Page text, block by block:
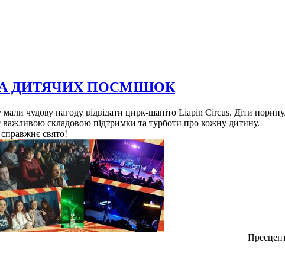
ДИТЯЧИХ ПОСМІШОК
чудову нагоду відвідати цирк-шапіто Liapin Cіrcus. Діти
важливою складовою підтримки та турботи про кожну дитину.
свято!